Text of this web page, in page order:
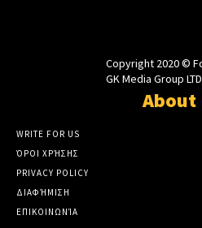
Copyright 2020 ©
GK Media Group LTD
About
WRITE FOR US
ΌΡΟΙ ΧΡΉΣΗΣ
PRIVACY POLICY
ΔΙΑΦΉΜΙΣΗ
ΕΠΙΚΟΙΝΩΝΊΑ